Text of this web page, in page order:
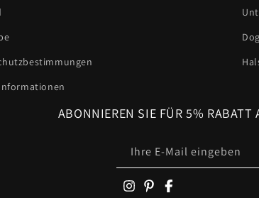
ABONNIEREN SIE FÜR 5% RABATT
Ihre E-Mail eingeben